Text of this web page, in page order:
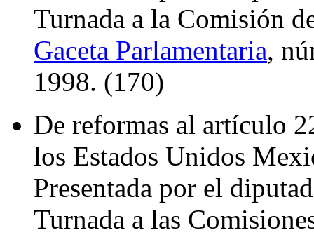
Turnada a la Comisión
Gaceta Parlamentaria,
1998. (170)
De reformas al artículo
los Estados Unidos
Presentada por el
Turnada a las